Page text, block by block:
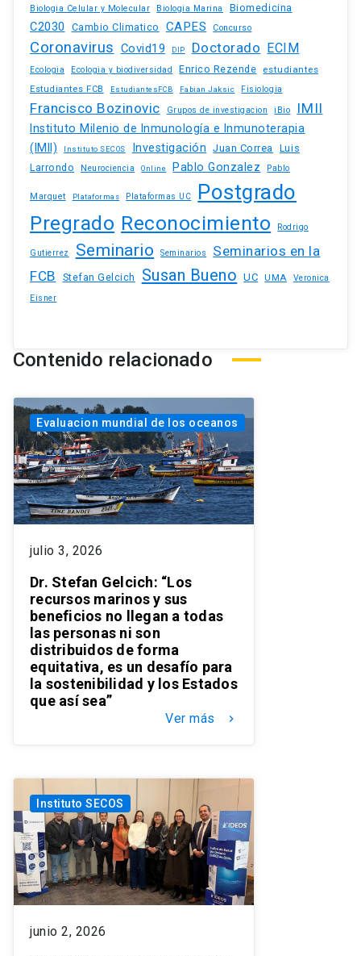
Biologia Celular y Molecular Biologia Marina Biomedicina
C2030 Cambio Climatico CAPES Concurso
Coronavirus Covid19 DIP Doctorado ECIM
Ecologia Ecologia y biodiversidad Enrico Rezende estudiantes
Estudiantes FCB EstudiantesFCB Fabian Jaksic Fisiologia
Francisco Bozinovic Grupos de investigacion iBio IMII
Instituto Milenio de Inmunología e Inmunoterapia
(IMII)
Instituto SECOS Investigación Juan Correa
Luis
Larrondo
Neurociencia Online Pablo Gonzalez Pablo
Marquet Plataformas Plataformas UC Postgrado
Pregrado Reconocimiento Rodrigo
Gutierrez Seminario Seminarios
Seminarios en la
FCB
Stefan Gelcich Susan Bueno UC UMA
Veronica
Eisner
Contenido relacionado
Evaluacion mundial de los oceanos
julio 3, 2026
Dr. Stefan Gelcich: “Los
recursos marinos y sus
beneficios no llegan a todas
las personas ni son
distribuidos de forma
equitativa, es un desafío para
la sostenibilidad y los Estados
que así sea”
Ver más keyboard_arrow_right
Instituto SECOS
junio 2, 2026